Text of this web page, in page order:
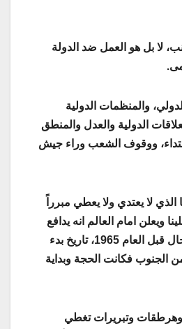
لا بل هو العمل ضد الدولة
والمنظمات الدولية
الدولية والعدل والمنطق
ووقوف الشعب وراء جيش
لا يعتدي ولا يعطي مبرراً
ويعلن امام العالم انه يدافع
عن نفسه هكذا كان الحال قبل العام 1965، تاريخ بدء
الجنوب فكانت الحجة وبداية
وتبريرات تغطي